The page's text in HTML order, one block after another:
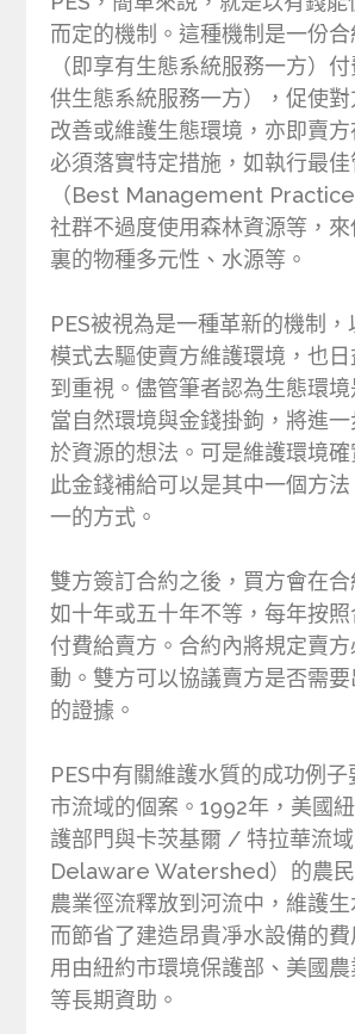
而定的機制。這種機制是一份
（即享有生態系統服務一方）
供生態系統服務一方），促使
改善或維護生態環境，亦即賣
必須落實特定措施，如執行最
（Best Management
社群不過度使用森林資源等，
裏的物種多元性、水源等。
PES被視為是一種革新的機制
模式去驅使賣方維護環境，也
到重視。儘管筆者認為生態環
當自然環境與金錢掛鉤，將進
於資源的想法。可是維護環境
此金錢補給可以是其中一個方
一的方式。
雙方簽訂合約之後，買方會在合
如十年或五十年不等，每年按照
付費給賣方。合約內將規定賣
動。雙方可以協議賣方是否需
的證據。
PES中有關維護水質的成功例
市流域的個案。1992年，美國
護部門與卡茨基爾 / 特拉華流
Delaware Watershed）的農
農業徑流釋放到河流中，維護
而節省了建造昂貴凈水設備的
用由紐約市環境保護部、美國
等長期資助。